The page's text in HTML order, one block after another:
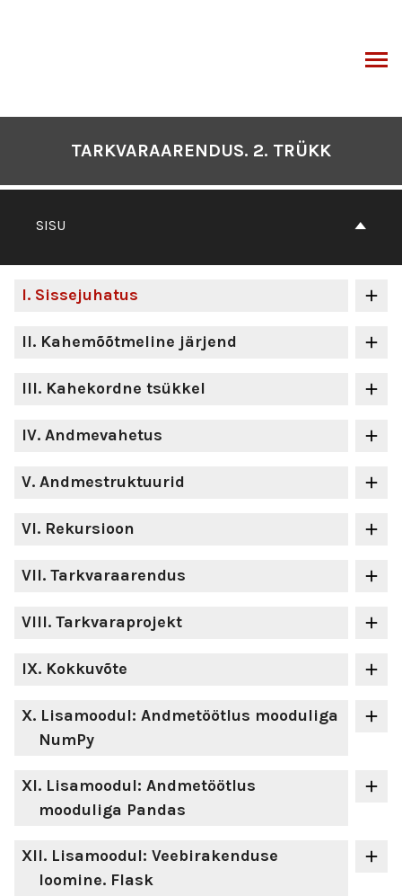
SISU
I. Sissejuhatus
II. Kahemõõtmeline järjend
III. Kahekordne tsükkel
IV. Andmevahetus
V. Andmestruktuurid
VI. Rekursioon
VII. Tarkvaraarendus
VIII. Tarkvaraprojekt
IX. Kokkuvõte
X. Lisamoodul: Andmetöötlus mooduliga
NumPy
XI. Lisamoodul: Andmetöötlus
mooduliga Pandas
XII. Lisamoodul: Veebirakenduse
loomine. Flask
TARKVARAARENDUS. 2. TRÜKK